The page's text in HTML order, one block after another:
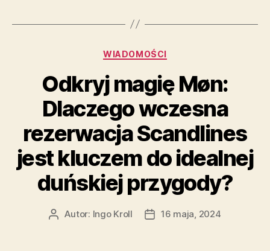
Kategorie
WIADOMOŚCI
Odkryj magię Møn:
Dlaczego wczesna
rezerwacja Scandlines
jest kluczem do idealnej
duńskiej przygody?
AutorAutor: Ingo Kroll
Data16 maja, 2024